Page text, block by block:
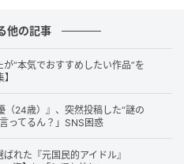
他の記事
“本気でおすすめしたい作品”を
（24歳）』、突然投稿した“謎の
ってるん？」SNS困惑
れた『元国民的アイドル』